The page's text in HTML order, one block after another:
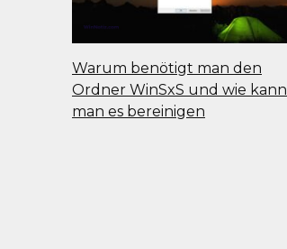
Warum benötigt man den
Ordner WinSxS und wie kann
man es bereinigen